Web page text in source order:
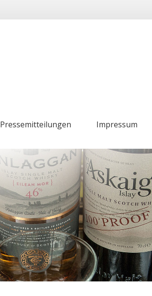
Pressemitteilungen Impressum